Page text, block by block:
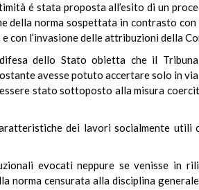
é stata proposta all’esito di un
della norma sospettata in contrasto
con l’invasione delle attribuzioni della
dello Stato obietta che il
avesse potuto accertare solo in
stato sottoposto alla misura
dei lavori socialmente utili
evocati neppure se venisse in
norma censurata alla disciplina